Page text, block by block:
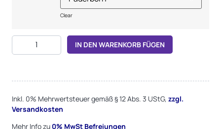
Clear
IN DEN WARENKORB FÜGEN
Inkl. 0% Mehrwertsteuer gemäß § 12 Abs. 3 UStG, zzgl.
Versandkosten
Mehr Info zu 0% MwSt Befreiungen